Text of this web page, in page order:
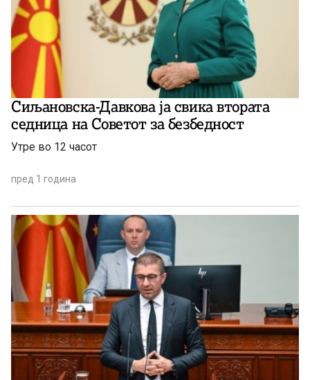
Сиљановска-Давкова ја свика втората
седница на Советот за безбедност
Утре во 12 часот
пред 1 година